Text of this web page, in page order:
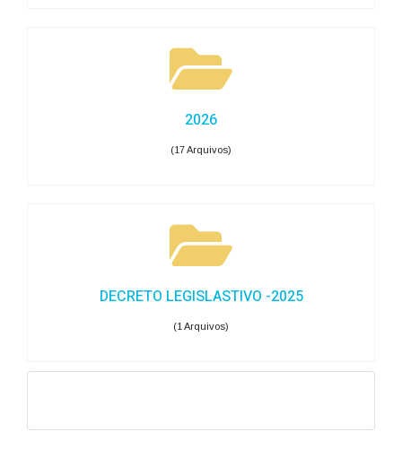
2026
(17 Arquivos)
DECRETO LEGISLASTIVO -2025
(1 Arquivos)